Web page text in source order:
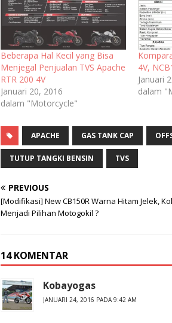
Beberapa Hal Kecil yang Bisa
Menjegal Penjualan TVS Apache
RTR 200 4V
Januari 20, 2016
dalam "Motorcycle"
4V,
Januari
dalam
APACHE GAS TANK CAP
TUTUP TANGKI BENSIN TVS
PREVIOUS
[Modifikasi] New CB150R Warna Hitam Jelek,
Menjadi Pilihan Motogokil ?
14 KOMENTAR
Kobayogas
JANUARI 24, 2016 PADA 9:42 AM